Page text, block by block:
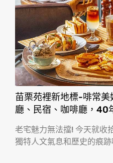
苗栗苑裡新地標-啡常
廳、民宿、咖啡廳，40
老宅魅力無法擋! 今天就收
獨特人文氣息和歷史的痕